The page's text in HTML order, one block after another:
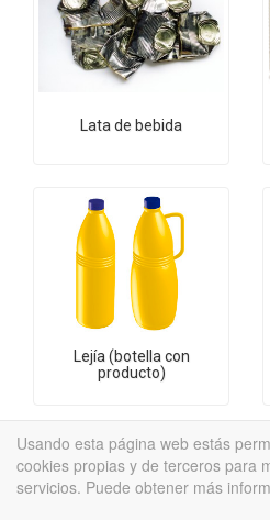
Lata de bebida
Lejía (botella con
producto)
Usando esta página web estás
cookies propias y de terceros para
servicios. Puede obtener más